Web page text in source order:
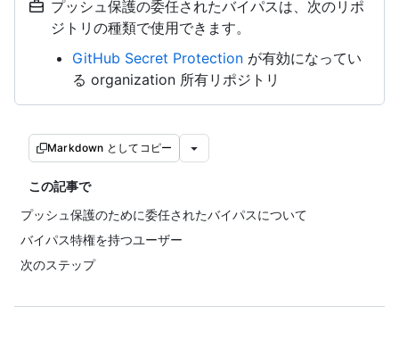
プッシュ保護の委任されたバイパスは、次のリポ
ジトリの種類で使用できます。
GitHub Secret Protection が有効になってい
る organization 所有リポジトリ
Markdown としてコピー
この記事で
プッシュ保護のために委任されたバイパスについて
バイパス特権を持つユーザー
次のステップ